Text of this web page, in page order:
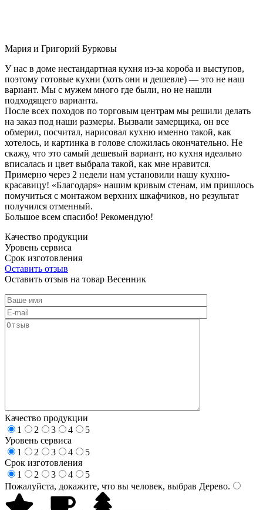
Мария и Григорий Бурковы
У нас в доме нестандартная кухня из-за короба и выступов,
поэтому готовые кухни (хоть они и дешевле) — это не наш
вариант. Мы с мужем много где были, но не нашли
подходящего варианта.
После всех походов по торговым центрам мы решили делать
на заказ под наши размеры. Вызвали замерщика, он все
обмерил, посчитал, нарисовал кухню именно такой, как
хотелось, и картинка в голове сложилась окончательно. Не
скажу, что это самый дешевый вариант, но кухня идеально
вписалась и цвет выбрала такой, как мне нравится.
Примерно через 2 недели нам установили нашу кухню-
красавицу! «Благодаря» нашим кривым стенам, им пришлось
помучиться с монтажом верхних шкафчиков, но результат
получился отменный.
Большое всем спасибо! Рекомендую!
Качество продукции
Уровень сервиса
Срок изготовления
Оставить отзыв
Оставить отзыв на товар Весенник
Качество продукции
1
2 3 4
5
Уровень сервиса
1
2 3 4
5
Срок изготовления
1
2 3 4
5
Пожалуйста, докажите, что вы человек, выбрав Дерево.